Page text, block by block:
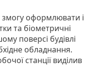
оформлювати і
та біометричні
поверсі будівлі
обладнання.
станції виділив